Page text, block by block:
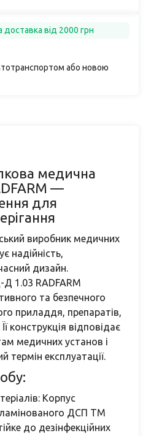
або новою
від 2000 грн
медична
—
для
виробник медичних
надійність,
дизайн.
1.03 RADFARM
та безпечного
приладдя, препаратів,
конструкція відповідає
медичних установ і
термін експлуатації.
Корпус
ламінованого ДСП ТМ
до дезінфекційних